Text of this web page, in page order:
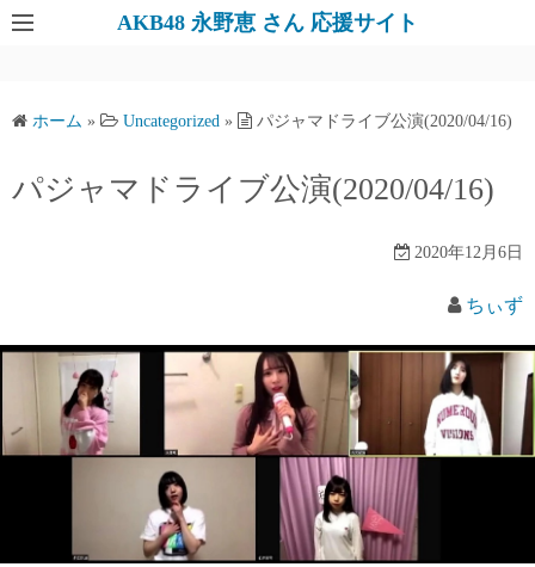
AKB48 永野恵 さん 応援サイト
ホーム » Uncategorized » パジャマドライブ公演(2020/04/16)
パジャマドライブ公演(2020/04/16)
2020年12月6日
ちぃず